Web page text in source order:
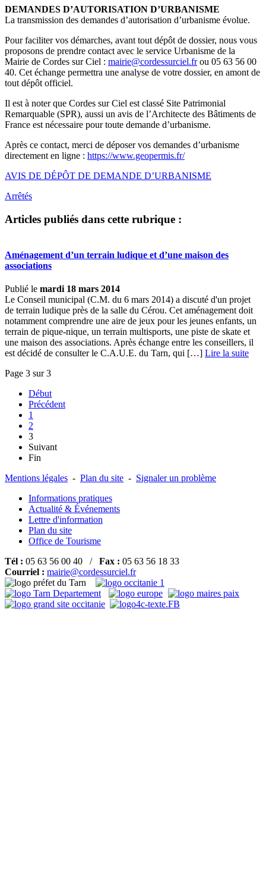
DEMANDES D’AUTORISATION D’URBANISME
La transmission des demandes d’autorisation d’urbanisme évolue.
Pour faciliter vos démarches, avant tout dépôt de dossier, nous vous
proposons de prendre contact avec le service Urbanisme de la
Mairie de Cordes sur Ciel : mairie@cordessurciel.frou 05 63 56 00
40. Cet échange permettra une analyse de votre dossier, en amont de
tout dépôt officiel.
Il est à noter que Cordes sur Ciel est classé Site Patrimonial
Remarquable (SPR), aussi un avis de l’Architecte des Bâtiments de
France est nécessaire pour toute demande d’urbanisme.
Après ce contact, merci de déposer vos demandes d’urbanisme
directement en ligne : https://www.geopermis.fr/
AVIS DE DÉPÔT DE DEMANDE D’URBANISME
Arrêtés
Articles publiés dans cette rubrique :
Aménagement d’un terrain ludique et d’une maison des
associations
Publié le mardi 18 mars 2014
Le Conseil municipal (C.M. du 6 mars 2014) a discuté d'un projet
de terrain ludique près de la salle du Cérou. Cet aménagement doit
notamment comprendre une aire de jeux pour les jeunes enfants, un
terrain de pique-nique, un terrain multisports, une piste de skate et
une maison des associations. Après échange entre les conseillers, il
est décidé de consulter le C.A.U.E. du Tarn, qui […] ­ Lire la suite
Page 3 sur 3
Début
Précédent
1
2
3
Suivant
Fin
Mentions légales - Plan du site - Signaler un problème
Informations pratiques
Actualité & Événements
Lettre d'information
Plan du site
Office de Tourisme
Tél : 05 63 56 00 40 / Fax : 05 63 56 18 33
Courriel : mairie@cordessurciel.fr